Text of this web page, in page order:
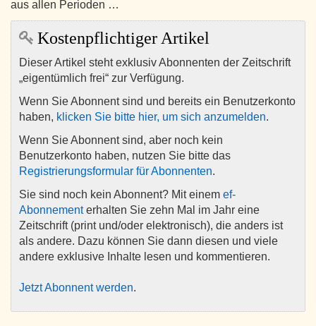
aus allen Perioden …
Kostenpflichtiger Artikel
Dieser Artikel steht exklusiv Abonnenten der Zeitschrift
„eigentümlich frei“ zur Verfügung.
Wenn Sie Abonnent sind und bereits ein Benutzerkonto
haben, klicken Sie bitte hier, um sich anzumelden.
Wenn Sie Abonnent sind, aber noch kein
Benutzerkonto haben, nutzen Sie bitte das
Registrierungsformular für Abonnenten.
Sie sind noch kein Abonnent? Mit einem ef-
Abonnementerhalten Sie zehn Mal im Jahr eine
Zeitschrift (print und/oder elektronisch), die anders ist
als andere. Dazu können Sie dann diesen und viele
andere exklusive Inhalte lesen und kommentieren.
Jetzt Abonnent werden.